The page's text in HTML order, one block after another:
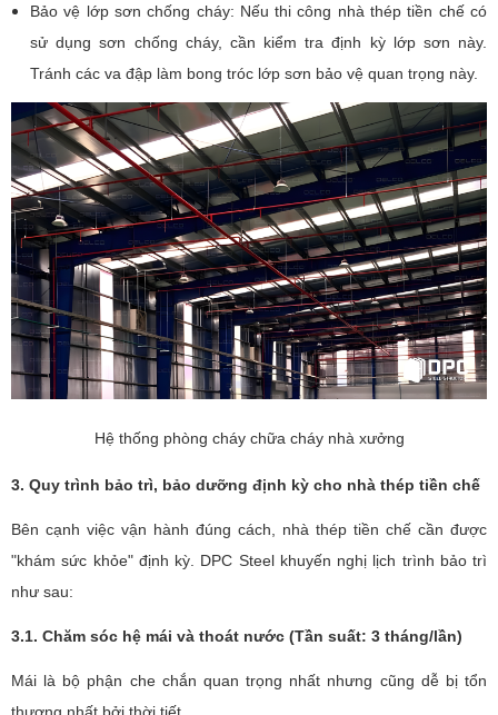
Bảo vệ lớp sơn chống cháy: Nếu thi công nhà thép tiền chế có
sử dụng sơn chống cháy, cần kiểm tra định kỳ lớp sơn này.
Tránh các va đập làm bong tróc lớp sơn bảo vệ quan trọng này.
Hệ thống phòng cháy chữa cháy nhà xưởng
3. Quy trình bảo trì, bảo dưỡng định kỳ cho nhà thép tiền chế
Bên cạnh việc vận hành đúng cách, nhà thép tiền chế cần được
"khám sức khỏe" định kỳ. DPC Steel khuyến nghị lịch trình bảo trì
như sau:
3.1. Chăm sóc hệ mái và thoát nước (Tần suất: 3 tháng/lần)
Mái là bộ phận che chắn quan trọng nhất nhưng cũng dễ bị tổn